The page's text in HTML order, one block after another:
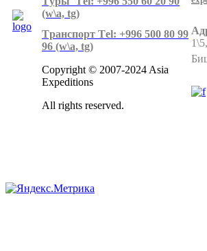
(w\a, tg)
Tранспорт Тel: +996 500 80 99
96 (w\a, tg)
Copyright © 2007-2024 Asia
Expeditions
All rights reserved.